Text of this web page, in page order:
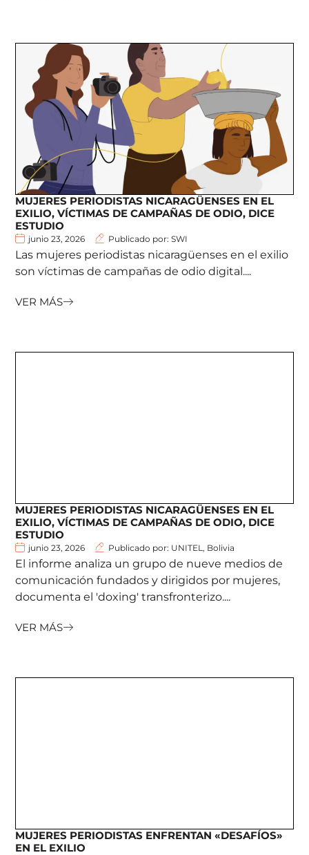
MUJERES PERIODISTAS NICARAGÜENSES EN EL
EXILIO, VÍCTIMAS DE CAMPAÑAS DE ODIO, DICE
ESTUDIO
junio 23, 2026 Publicado por: SWI
Las mujeres periodistas nicaragüenses en el exilio
son víctimas de campañas de odio digital....
VER MÁS
MUJERES PERIODISTAS NICARAGÜENSES EN EL
EXILIO, VÍCTIMAS DE CAMPAÑAS DE ODIO, DICE
ESTUDIO
junio 23, 2026 Publicado por: UNITEL, Bolivia
El informe analiza un grupo de nueve medios de
comunicación fundados y dirigidos por mujeres,
documenta el 'doxing' transfronterizo....
VER MÁS
MUJERES PERIODISTAS ENFRENTAN «DESAFÍOS»
EN EL EXILIO